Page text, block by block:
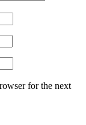
for the next